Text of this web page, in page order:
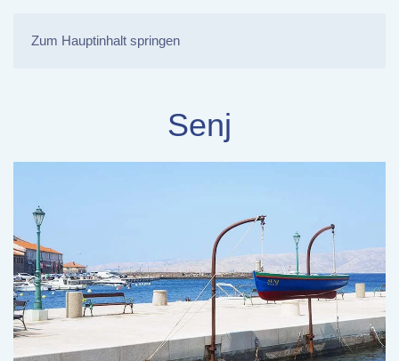
Zum Hauptinhalt springen
Senj